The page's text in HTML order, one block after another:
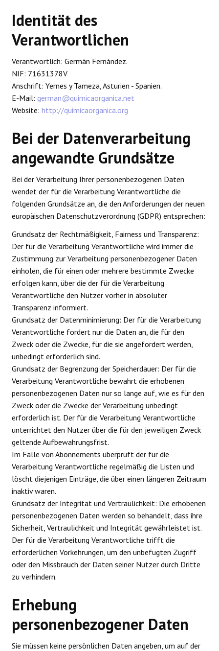
Identität des
Verantwortlichen
Verantwortlich: Germán Fernández.
NIF: 71631378V
Anschrift: Yernes y Tameza, Asturien - Spanien.
E-Mail: german@quimicaorganica.net
Website: http://quimicaorganica.org
Bei der Datenverarbeitung
angewandte Grundsätze
Bei der Verarbeitung Ihrer personenbezogenen Daten
wendet der für die Verarbeitung Verantwortliche die
folgenden Grundsätze an, die den Anforderungen der neuen
europäischen Datenschutzverordnung (GDPR) entsprechen:
Grundsatz der Rechtmäßigkeit, Fairness und Transparenz:
Der für die Verarbeitung Verantwortliche wird immer die
Zustimmung zur Verarbeitung personenbezogener Daten
einholen, die für einen oder mehrere bestimmte Zwecke
erfolgen kann, über die der für die Verarbeitung
Verantwortliche den Nutzer vorher in absoluter
Transparenz informiert.
Grundsatz der Datenminimierung: Der für die Verarbeitung
Verantwortliche fordert nur die Daten an, die für den
Zweck oder die Zwecke, für die sie angefordert werden,
unbedingt erforderlich sind.
Grundsatz der Begrenzung der Speicherdauer: Der für die
Verarbeitung Verantwortliche bewahrt die erhobenen
personenbezogenen Daten nur so lange auf, wie es für den
Zweck oder die Zwecke der Verarbeitung unbedingt
erforderlich ist. Der für die Verarbeitung Verantwortliche
unterrichtet den Nutzer über die für den jeweiligen Zweck
geltende Aufbewahrungsfrist.
Im Falle von Abonnements überprüft der für die
Verarbeitung Verantwortliche regelmäßig die Listen und
löscht diejenigen Einträge, die über einen längeren Zeitraum
inaktiv waren.
Grundsatz der Integrität und Vertraulichkeit: Die erhobenen
personenbezogenen Daten werden so behandelt, dass ihre
Sicherheit, Vertraulichkeit und Integrität gewährleistet ist.
Der für die Verarbeitung Verantwortliche trifft die
erforderlichen Vorkehrungen, um den unbefugten Zugriff
oder den Missbrauch der Daten seiner Nutzer durch Dritte
zu verhindern.
Erhebung
personenbezogener Daten
Sie müssen keine persönlichen Daten angeben, um auf der